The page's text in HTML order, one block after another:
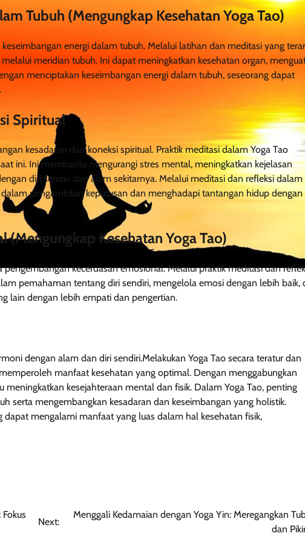
Tubuh (Mengungkap Kesehatan Yoga Tao)
energi dalam tubuh. Melalui latihan dan meditasi yang
meridian tubuh. Ini dapat meningkatkan kesehatan organ,
menciptakan keseimbangan energi dalam tubuh, seseorang dapat
Spiritual
kesadaran dan koneksi spiritual. Praktik meditasi dalam Yoga Tao
ini. Ini membantu mengurangi stres mental, meningkatkan kejelasan
diri sendiri dan alam sekitarnya. Melalui meditasi dan refleksi dalam
pengambilan keputusan dan menghadapi tantangan hidup dengan
Kesehatan Yoga Tao)
kecerdasan emosional. Melalui praktik meditasi dan
pemahaman tentang diri sendiri, mengelola emosi dengan lebih baik,
lain dengan lebih empati dan pengertian.
dengan alam dan diri sendiri.Melakukan Yoga Tao secara teratur dan
manfaat kesehatan yang optimal. Dengan menggabungkan
kesejahteraan mental dan fisik. Dalam Yoga Tao, penting
serta mengembangkan kesadaran dan keseimbangan yang holistik.
dapat mengalami manfaat yang luas dalam hal kesehatan fisik,
Next:
Menggali Kedamaian dengan Yoga Yin: Meregangkan
dan